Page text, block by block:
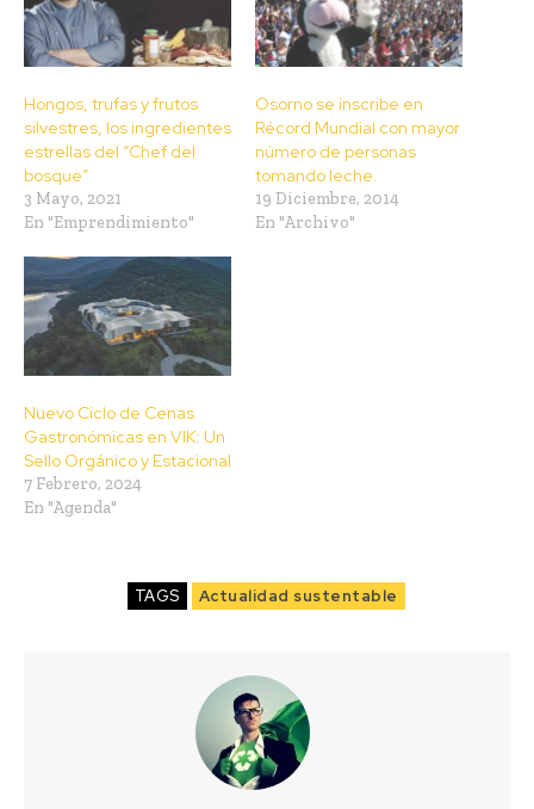
Hongos, trufas y frutos
silvestres, los ingredientes
estrellas del “Chef del
bosque”
3 Mayo, 2021
En "Emprendimiento"
Osorno se inscribe en
Récord Mundial con mayor
número de personas
tomando leche.
19 Diciembre, 2014
En "Archivo"
Nuevo Ciclo de Cenas
Gastronómicas en VIK: Un
Sello Orgánico y Estacional
7 Febrero, 2024
En "Agenda"
TAGS Actualidad sustentable